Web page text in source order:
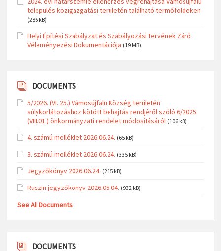
település közigazgatási területén található termőföldeken
(285 kB)
Helyi Építési Szabályzat és Szabályozási Tervének Záró
Véleményezési Dokumentációja (19 MB)
DOCUMENTS
5/2026. (VI. 25.) Vámosújfalu Község területén
súlykorlátozáshoz kötött behajtás rendjéről szóló 6/2025.
(VIII.01.) önkormányzati rendelet módosításáról (106 kB)
4. számú melléklet 2026.06.24. (65 kB)
3. számú melléklet 2026.06.24. (335 kB)
Jegyzőkönyv 2026.06.24. (215 kB)
Ruszin jegyzőkönyv 2026.05.04. (932 kB)
See All Documents
DOCUMENTS